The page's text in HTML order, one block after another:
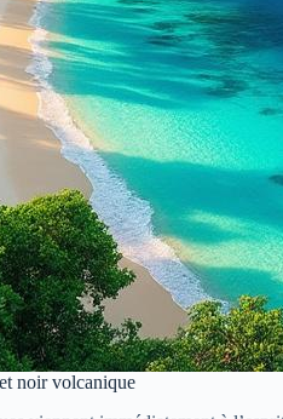
noir volcanique